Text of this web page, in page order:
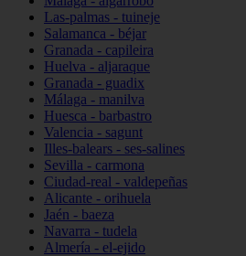
Las-palmas - tuineje
Salamanca - béjar
Granada - capileira
Huelva - aljaraque
Granada - guadix
Málaga - manilva
Huesca - barbastro
Valencia - sagunt
Illes-balears - ses-salines
Sevilla - carmona
Ciudad-real - valdepeñas
Alicante - orihuela
Jaén - baeza
Navarra - tudela
Almería - el-ejido